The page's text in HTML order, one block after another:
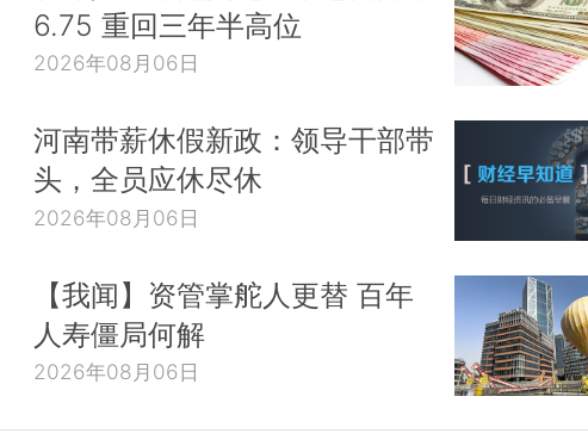
6.75 重回三年半高位
2026年08月06日
河南带薪休假新政：领导干部带
头，全员应休尽休
2026年08月06日
【我闻】资管掌舵人更替 百年
人寿僵局何解
2026年08月06日